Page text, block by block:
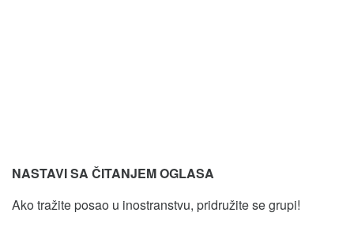
NASTAVI SA ČITANJEM OGLASA
Ako tražite posao u inostranstvu, pridružite se grupi!